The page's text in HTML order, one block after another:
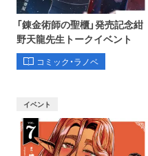
「錬金術師の聖櫃」発売記念紺
野天龍先生トークイベント
コミック・ラノベ
イベント